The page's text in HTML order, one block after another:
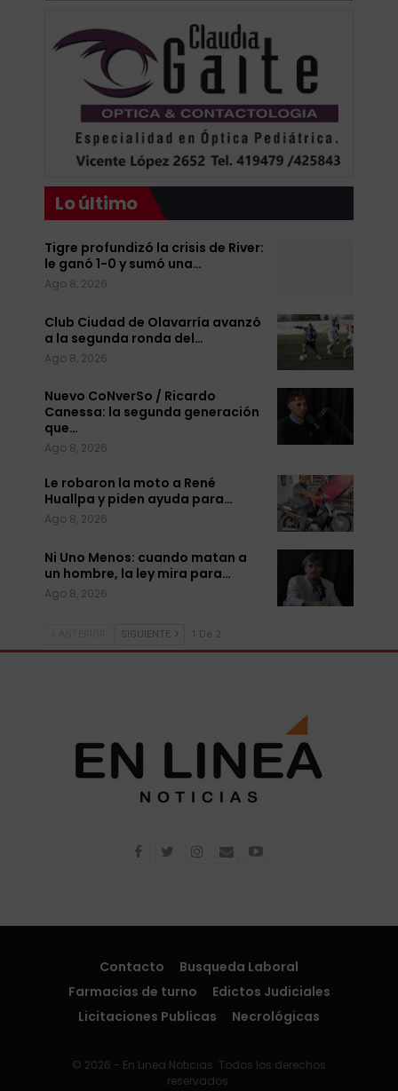
Lo último
Tigre profundizó la crisis de River:
le ganó 1-0 y sumó una…
Ago 8, 2026
Club Ciudad de Olavarría avanzó
a la segunda ronda del…
Ago 8, 2026
Nuevo CoNverSo / Ricardo
Canessa: la segunda generación
que…
Ago 8, 2026
Le robaron la moto a René
Huallpa y piden ayuda para…
Ago 8, 2026
Ni Uno Menos: cuando matan a
un hombre, la ley mira para…
Ago 8, 2026
SIGUIENTE 1 De 2
Contacto
Busqueda Laboral
Farmacias de turno
Edictos Judiciales
Licitaciones Publicas
Necrológicas
© 2026 - En Linea Noticias. Todos los derechos
reservados.